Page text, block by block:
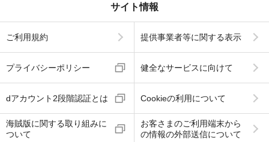
サイト情報
ご利用規約 提供事業者等に関する表示
プライバシーポリシー 健全なサービスに向けて
dアカウント2段階認証とは Cookieの利用について
海賊版に関する取り組みに
ついて
お客さまのご利用端末から
の情報の外部送信について